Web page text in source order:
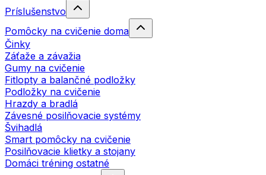
Príslušenstvo
Pomôcky na cvičenie doma
Činky
Záťaže a závažia
Gumy na cvičenie
Fitlopty a balančné podložky
Podložky na cvičenie
Hrazdy a bradlá
Závesné posilňovacie systémy
Švihadlá
Smart pomôcky na cvičenie
Posilňovacie klietky a stojany
Domáci tréning ostatné